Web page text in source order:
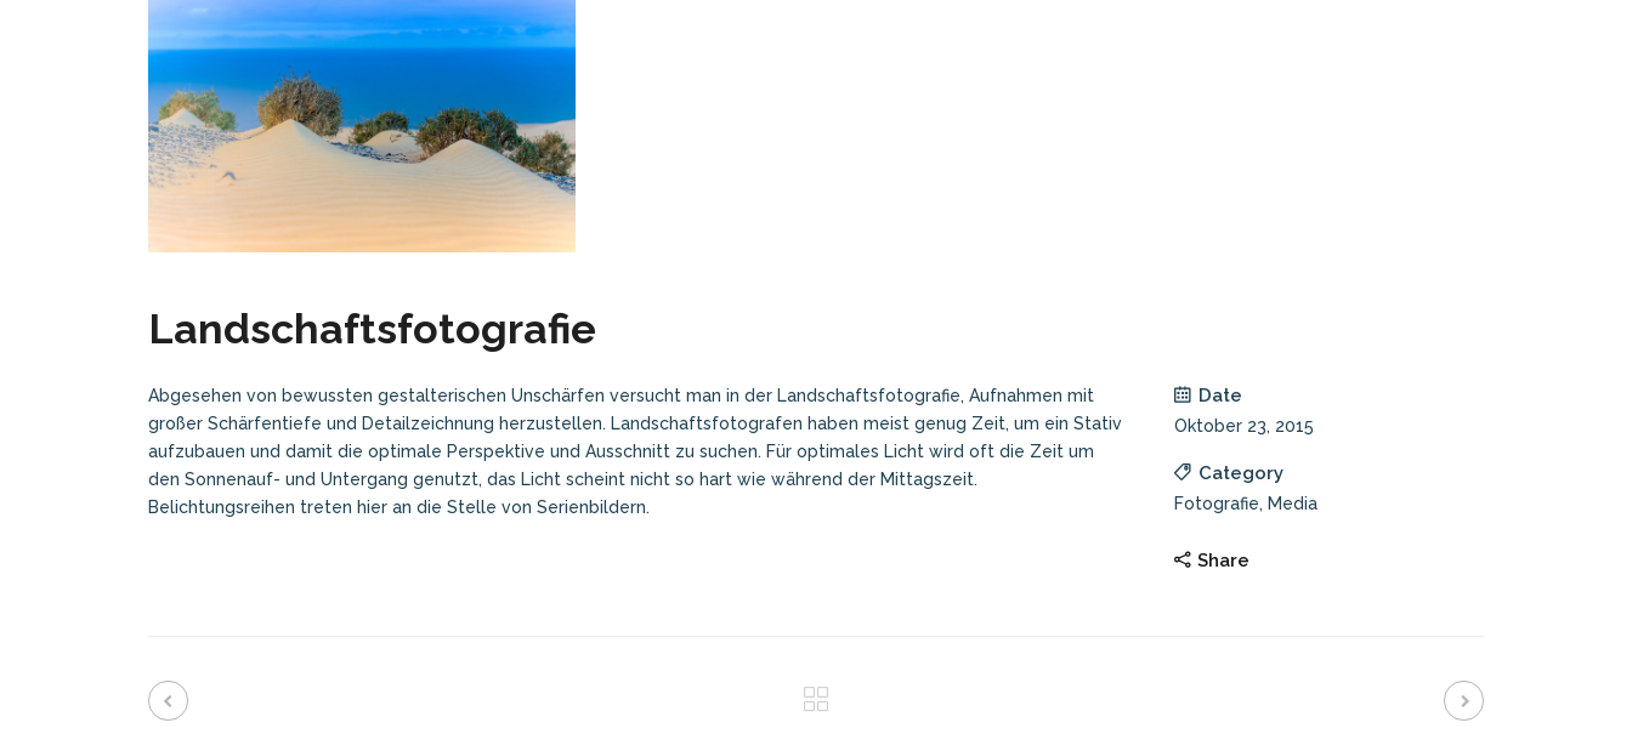
Landschaftsfotografie
Abgesehen von bewussten gestalterischen Unschärfen versucht man in der Landschaftsfotografie, Aufnahmen mit
großer Schärfentiefe und Detailzeichnung herzustellen. Landschaftsfotografen haben meist genug Zeit, um ein Stativ
aufzubauen und damit die optimale Perspektive und Ausschnitt zu suchen. Für optimales Licht wird oft die Zeit um
den Sonnenauf- und Untergang genutzt, das Licht scheint nicht so hart wie während der Mittagszeit.
Belichtungsreihen treten hier an die Stelle von Serienbildern.
Date
Oktober 23, 2015
Category
Fotografie, Media
Share